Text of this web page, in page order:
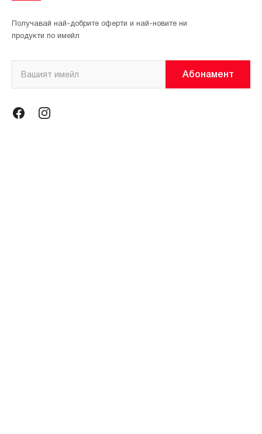
Получавай най-добрите оферти и най-новите ни
продукти по имейл
Абонамент